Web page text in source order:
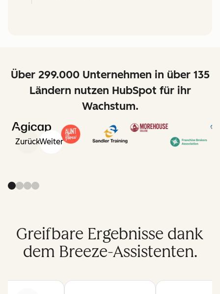
Über 299.000 Unternehmen in über 135
Ländern nutzen HubSpot für ihr
Wachstum.
ZurückWeiter
Greifbare Ergebnisse dank
dem Breeze-Assistenten.